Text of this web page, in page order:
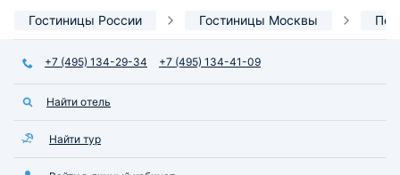
Гостиницы России Гостиницы Москвы По
+7 (495) 134-29-34 +7 (495) 134-41-09
Найти отель
Найти тур